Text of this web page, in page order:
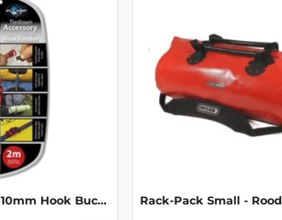
Accessory Strap 10mm Hook Buckle 2m Rack-Pack Small - Rood